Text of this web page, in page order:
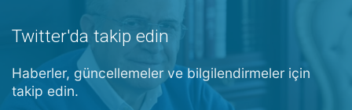
Twitter'da takip edin
Haberler, güncellemeler ve bilgilendirmeler için
takip edin.